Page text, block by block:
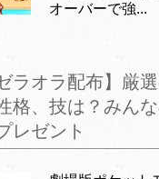
オーバーで強...
ゼラオラ配布】厳
格、技は？みん
レゼント